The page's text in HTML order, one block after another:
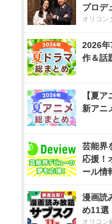
プロデ
オリコン
2026年
作＆話
【夏
新アニ
芸能界
応援！
ール情
漫画読
め11選
オリコン